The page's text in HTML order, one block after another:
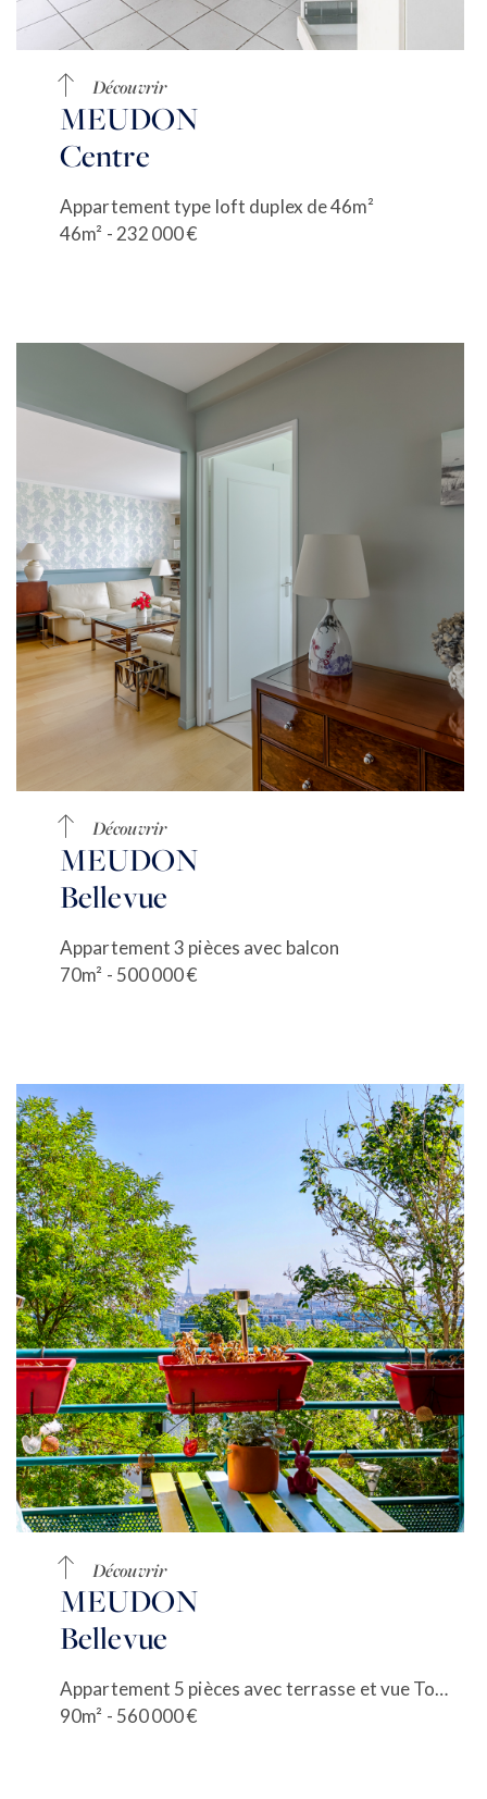
Découvrir
MEUDON
Centre
Appartement type loft duplex de 46m²
46m² - 232 000 €
Découvrir
MEUDON
Bellevue
Appartement 3 pièces avec balcon
70m² - 500 000 €
Découvrir
MEUDON
Bellevue
Appartement 5 pièces avec terrasse et vue Tour Eiffel
90m² - 560 000 €